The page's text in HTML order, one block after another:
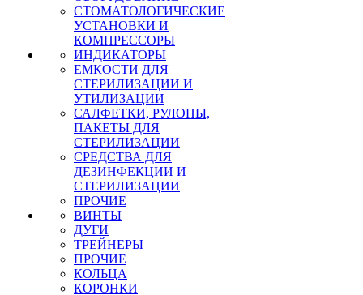
СТОМАТОЛОГИЧЕСКИЕ
УСТАНОВКИ И
КОМПРЕССОРЫ
ИНДИКАТОРЫ
ЕМКОСТИ ДЛЯ
СТЕРИЛИЗАЦИИ И
УТИЛИЗАЦИИ
САЛФЕТКИ, РУЛОНЫ,
ПАКЕТЫ ДЛЯ
СТЕРИЛИЗАЦИИ
СРЕДСТВА ДЛЯ
ДЕЗИНФЕКЦИИ И
СТЕРИЛИЗАЦИИ
ПРОЧИЕ
ВИНТЫ
ДУГИ
ТРЕЙНЕРЫ
ПРОЧИЕ
КОЛЬЦА
КОРОНКИ